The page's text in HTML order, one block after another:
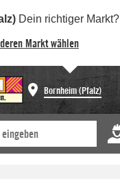
Dein richtiger Markt?
Markt wählen
Bornheim (Pfalz)